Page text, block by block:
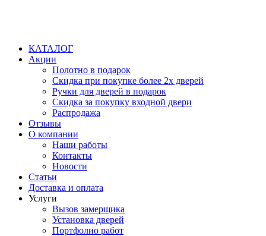
КАТАЛОГ
Акции
Полотно в подарок
Скидка при покупке более 2х дверей
Ручки для дверей в подарок
Скидка за покупку входной двери
Распродажа
Отзывы
О компании
Наши работы
Контакты
Новости
Статьи
Доставка и оплата
Услуги
Вызов замерщика
Установка дверей
Портфолио работ